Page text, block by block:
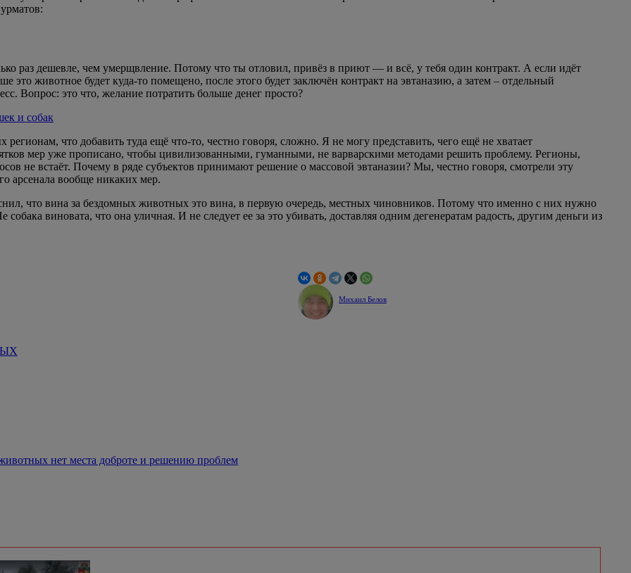
раз дешевле, чем умерщвление. Потому что ты отловил, привёз в приют — и всё, у тебя один контракт. А если идёт
это животное будет куда-то помещено, после этого будет заключён контракт на эвтаназию, а затем – отдельный
Вопрос: это что, желание потратить больше денег просто?
и собак
регионам, что добавить туда ещё что-то, честно говоря, сложно. Я не могу представить, чего ещё не хватает
мер уже прописано, чтобы цивилизованными, гуманными, не варварскими методами решить проблему. Регионы,
не встаёт. Почему в ряде субъектов принимают решение о массовой эвтаназии? Мы, честно говоря, смотрели эту
арсенала вообще никаких мер.
что вина за бездомных животных это вина, в первую очередь, местных чиновников. Потому что именно с них нужно
виновата, что она уличная. И не следует ее за это убивать, доставляя одним дегенератам радость, другим деньги из
Михаил Белов
нет места доброте и решению проблем